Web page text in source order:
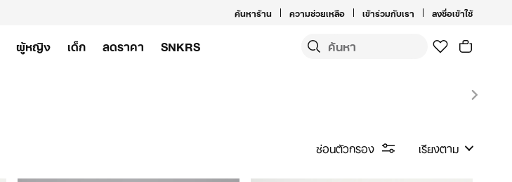
ค้นหาร้าน ความช่วยเหลือ เข้าร่วมกับเรา ลงชื่อเข้าใช้
ผู้หญิง เด็ก ลดราคา
SNKRS
ซ่อนตัวกรอง
เรียงตาม